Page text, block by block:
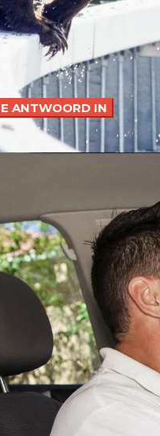
kunnen ontmoetingen met
de hand lopen als u...